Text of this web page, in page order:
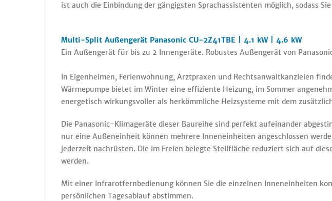
ist auch die Einbindung der gängigsten Sprachassistenten möglich, sodass
Multi-Split Außengerät Panasonic CU-2Z41TBE | 4.1 kW | 4.6 kW
Ein Außengerät für bis zu 2 Innengeräte. Robustes Außengerät von
In Eigenheimen, Ferienwohnung, Arztpraxen und Rechtsanwaltkanzleien
Wärmepumpe bietet im Winter eine effiziente Heizung, im Sommer
energetisch wirkungsvoller als herkömmliche Heizsysteme mit dem
Die Panasonic-Klimageräte dieser Baureihe sind perfekt aufeinander
nur eine Außeneinheit können mehrere Inneneinheiten angeschlossen
jederzeit nachrüsten. Die im Freien belegte Stellfläche reduziert sich auf
werden.
Mit einer Infrarotfernbedienung können Sie die einzelnen Inneneinheiten
persönlichen Tagesablauf abstimmen.